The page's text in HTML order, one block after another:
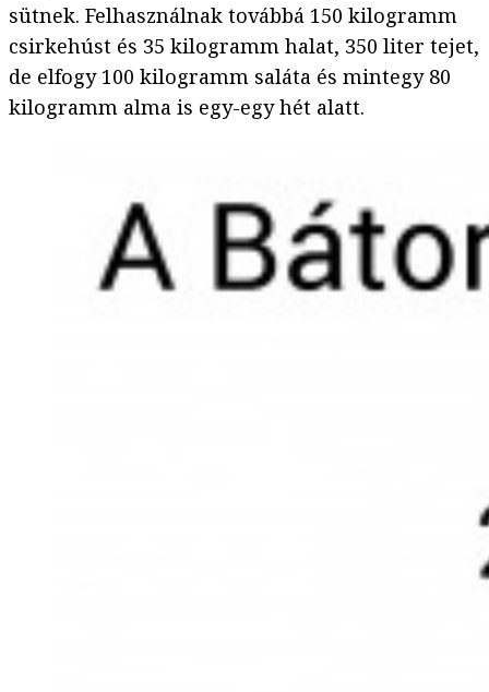
sütnek. Felhasználnak továbbá 150 kilogramm
csirkehúst és 35 kilogramm halat, 350 liter tejet,
de elfogy 100 kilogramm saláta és mintegy 80
kilogramm alma is egy-egy hét alatt.